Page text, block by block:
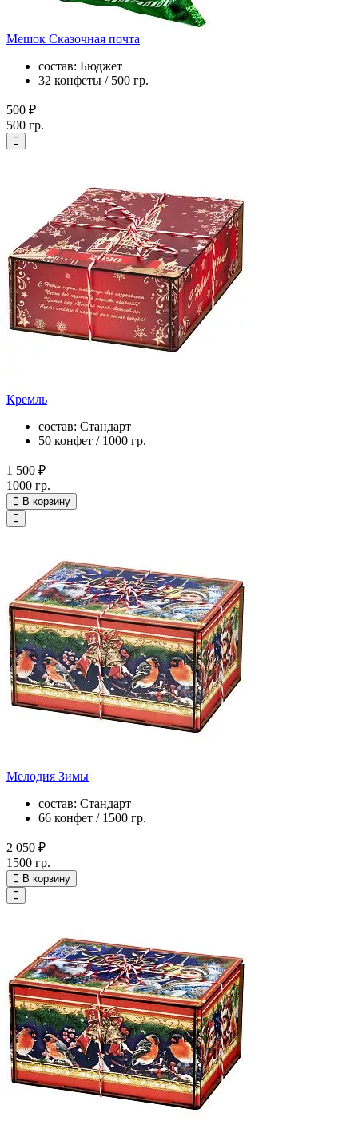
Мешок Сказочная почта
состав: Бюджет
32 конфеты / 500 гр.
500 ₽
500 гр.
Кремль
состав: Стандарт
50 конфет / 1000 гр.
1 500 ₽
1000 гр.
В корзину
Мелодия Зимы
состав: Стандарт
66 конфет / 1500 гр.
2 050 ₽
1500 гр.
В корзину